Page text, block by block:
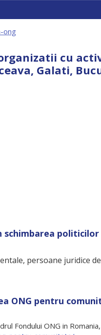
organizatii cu
Galati,
schimbarea
persoane juridice
ONG pentru
Fondului ONG in